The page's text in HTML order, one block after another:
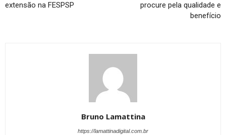
extensão na FESPSP
procure pela qualidade e
benefício
Bruno Lamattina
https://lamattinadigital.com.br